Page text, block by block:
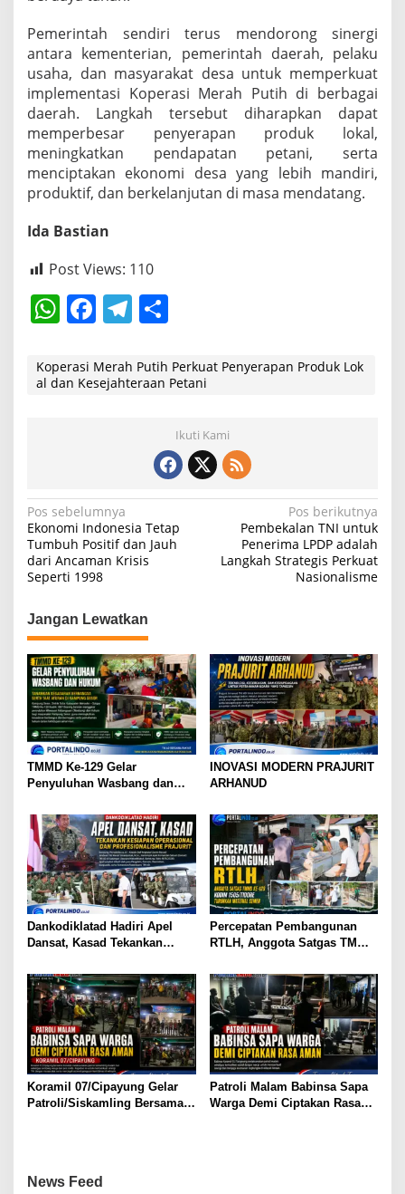
Pemerintah sendiri terus mendorong sinergi
antara kementerian, pemerintah daerah, pelaku
usaha, dan masyarakat desa untuk memperkuat
implementasi Koperasi Merah Putih di berbagai
daerah. Langkah tersebut diharapkan dapat
memperbesar penyerapan produk lokal,
meningkatkan pendapatan petani, serta
menciptakan ekonomi desa yang lebih mandiri,
produktif, dan berkelanjutan di masa mendatang.
Ida Bastian
Post Views: 110
W
at
s
F
c
e
k
T
e
gr
m
ar
e
Koperasi Merah Putih Perkuat Penyerapan Produk Lok
al dan Kesejahteraan Petani
Ikuti Kami
N
a
v
g
a
s
i
p
o
s
Pos sebelumnya
Ekonomi Indonesia Tetap
Tumbuh Positif dan Jauh
dari Ancaman Krisis
Seperti 1998
Pos berikutnya
Pembekalan TNI untuk
Penerima LPDP adalah
Langkah Strategis Perkuat
Nasionalisme
Jangan Lewatkan
TMMD Ke-129 Gelar
Penyuluhan Wasbang dan
Berbangsa serta Taat Aturan
di Kampung Sesor
INOVASI MODERN PRAJURIT
ARHANUD
Dankodiklatad Hadiri Apel
Dansat, Kasad Tekankan
Profesionalisme Prajurit
Percepatan Pembangunan
RTLH, Anggota Satgas TMMD
Turunkan Material Semen
Koramil 07/Cipayung Gelar
Patroli/Siskamling Bersama
Patroli Malam Babinsa Sapa
Warga Demi Ciptakan Rasa
News Feed